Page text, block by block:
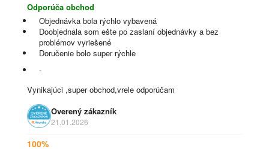
Odporúča obchod
Objednávka bola rýchlo vybavená
Doobjednala som ešte po zaslaní objednávky a bez
problémov vyriešené
Doručenie bolo super rýchle
-
Vynikajúci ,super obchod,vrele odporúčam
Overený zákazník
21.01.2026
100%